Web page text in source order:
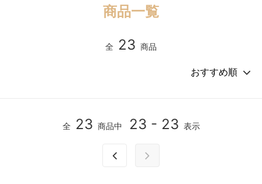
商品一覧
全 23 商品
全 23 商品中 23 - 23 表示